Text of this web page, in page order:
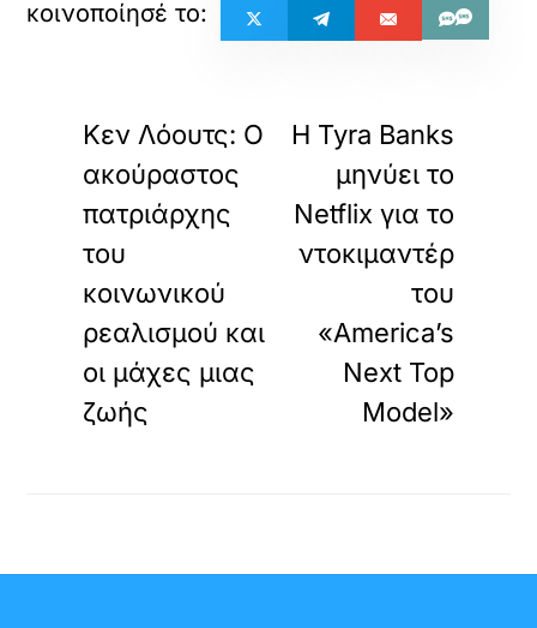
Κεν Λόουτς: Ο
ακούραστος
πατριάρχης
του
κοινωνικού
ρεαλισμού και
οι μάχες μιας
ζωής
Η Tyra Banks
μηνύει το
Netflix για το
ντοκιμαντέρ
του
«America’s
Next Top
Model»